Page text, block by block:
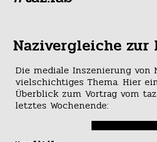
Nazivergleiche zur
Die mediale Inszenierung von
vielschichtiges Thema. Hier
Überblick zum Vortrag vom
letztes Wochenende: